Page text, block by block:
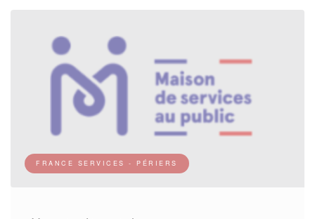
FRANCE SERVICES - PÉRIERS